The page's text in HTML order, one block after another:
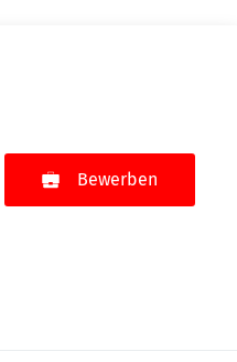
Bewerben